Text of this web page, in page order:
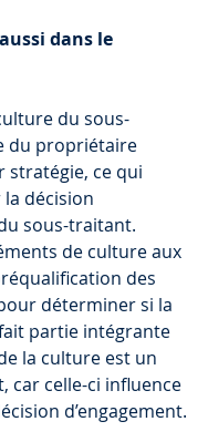
dans le
du sous-
du propriétaire
stratégie, ce qui
décision
sous-traitant.
de culture aux
des
déterminer si la
partie intégrante
la culture est un
car celle-ci influence
d’engagement.